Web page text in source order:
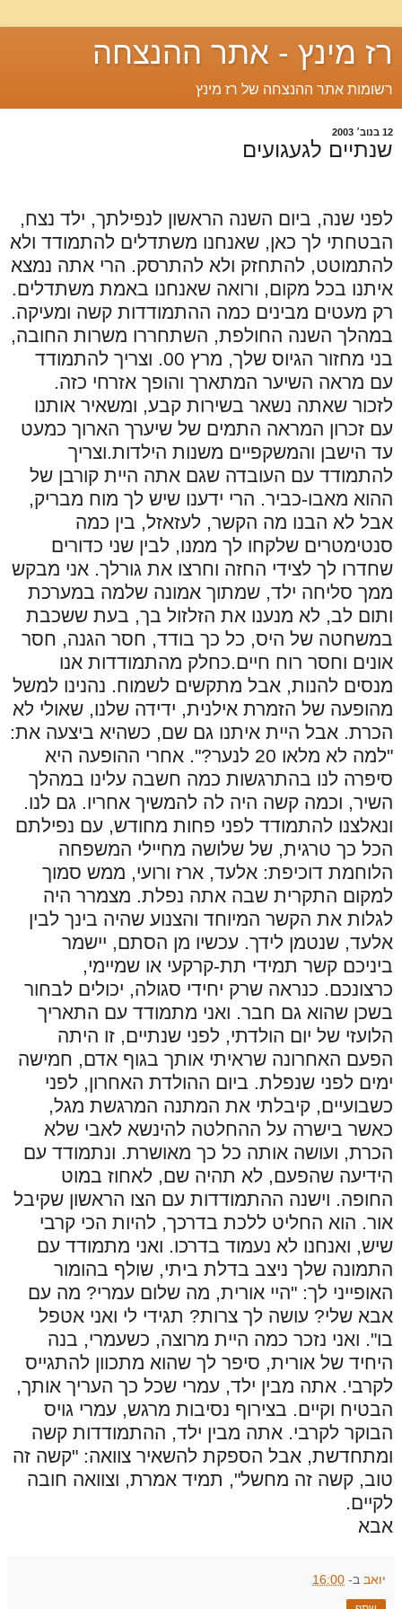
רז מינץ - אתר ההנצחה
רשומות אתר ההנצחה של רז מינץ
12 בנוב׳ 2003
שנתיים לגעגועים
לפני שנה, ביום השנה הראשון לנפילתך, ילד נצח,
הבטחתי לך כאן, שאנחנו משתדלים להתמודד ולא
להתמוטט, להתחזק ולא להתרסק. הרי אתה נמצא
איתנו בכל מקום, ורואה שאנחנו באמת משתדלים.
רק מעטים מבינים כמה ההתמודדות קשה ומעיקה.
במהלך השנה החולפת, השתחררו משרות החובה,
בני מחזור הגיוס שלך, מרץ 00. וצריך להתמודד
עם מראה השיער המתארך והופך אזרחי כזה.
לזכור שאתה נשאר בשירות קבע, ומשאיר אותנו
עם זכרון המראה התמים של שיערך הארוך כמעט
עד הישבן והמשקפיים משנות הילדות.וצריך
להתמודד עם העובדה שגם אתה היית קורבן של
ההוא מאבו-כביר. הרי ידענו שיש לך מוח מבריק,
אבל לא הבנו מה הקשר, לעזאזל, בין כמה
סנטימטרים שלקחו לך ממנו, לבין שני כדורים
שחדרו לך לצידי החזה וחרצו את גורלך. אני מבקש
ממך סליחה ילד, שמתוך אמונה שלמה במערכת
ותום לב, לא מנענו את הזלזול בך, בעת ששכבת
במשחטה של היס, כל כך בודד, חסר הגנה, חסר
אונים וחסר רוח חיים.כחלק מהתמודדות אנו
מנסים להנות, אבל מתקשים לשמוח. נהנינו למשל
מהופעה של הזמרת אילנית, ידידה שלנו, שאולי לא
הכרת. אבל היית איתנו גם שם, כשהיא ביצעה את:
"למה לא מלאו 20 לנער?". אחרי ההופעה היא
סיפרה לנו בהתרגשות כמה חשבה עלינו במהלך
השיר, וכמה קשה היה לה להמשיך אחריו. גם לנו.
ונאלצנו להתמודד לפני פחות מחודש, עם נפילתם
הכל כך טרגית, של שלושה מחיילי המשפחה
הלוחמת דוכיפת: אלעד, ארז ורועי, ממש סמוך
למקום התקרית שבה אתה נפלת. מצמרר היה
לגלות את הקשר המיוחד והצנוע שהיה בינך לבין
אלעד, שנטמן לידך. עכשיו מן הסתם, יישמר
ביניכם קשר תמידי תת-קרקעי או שמיימי,
כרצונכם. כנראה שרק יחידי סגולה, יכולים לבחור
בשכן שהוא גם חבר. ואני מתמודד עם התאריך
הלועזי של יום הולדתי, לפני שנתיים, זו היתה
הפעם האחרונה שראיתי אותך בגוף אדם, חמישה
ימים לפני שנפלת. ביום ההולדת האחרון, לפני
כשבועיים, קיבלתי את המתנה המרגשת מגל,
כאשר בישרה על ההחלטה להינשא לאבי שלא
הכרת, ועושה אותה כל כך מאושרת. ונתמודד עם
הידיעה שהפעם, לא תהיה שם, לאחוז במוט
החופה. וישנה ההתמודדות עם הצו הראשון שקיבל
אור. הוא החליט ללכת בדרכך, להיות הכי קרבי
שיש, ואנחנו לא נעמוד בדרכו. ואני מתמודד עם
התמונה שלך ניצב בדלת ביתי, שולף בהומור
האופייני לך: "היי אורית, מה שלום עמרי? מה עם
אבא שלי? עושה לך צרות? תגידי לי ואני אטפל
בו". ואני נזכר כמה היית מרוצה, כשעמרי, בנה
היחיד של אורית, סיפר לך שהוא מתכוון להתגייס
לקרבי. אתה מבין ילד, עמרי שכל כך העריך אותך,
הבטיח וקיים. בצירוף נסיבות מרגש, עמרי גויס
הבוקר לקרבי. אתה מבין ילד, ההתמודדות קשה
ומתחדשת, אבל הספקת להשאיר צוואה: "קשה זה
טוב, קשה זה מחשל", תמיד אמרת, וצוואה חובה
לקיים.
אבא
יואב ב- 16:00